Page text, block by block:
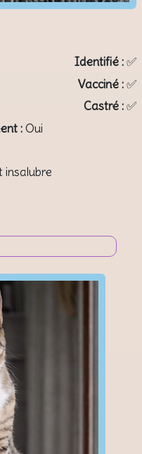
Identifié :✅
Vacciné :✅
Castré :✅
:Oui
insalubre